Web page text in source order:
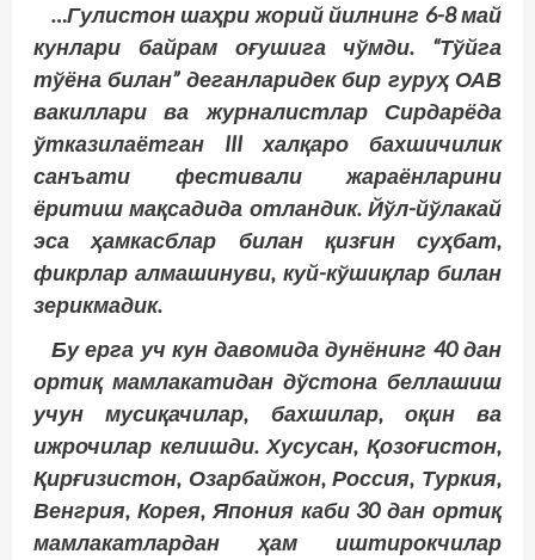
…Гулистон шаҳри жорий йилнинг 6-8 май
кунлари байрам оғушига чўмди. “Тўйга
тўёна билан” деганларидек бир гуруҳ ОАВ
вакиллари ва журналистлар Сирдарёда
ўтказилаётган III халқаро бахшичилик
санъати фестивали жараёнларини
ёритиш мақсадида отландик. Йўл-йўлакай
эса ҳамкасблар билан қизғин суҳбат,
фикрлар алмашинуви, куй-кўшиқлар билан
зерикмадик.
Бу ерга уч кун давомида дунёнинг 40 дан
ортиқ мамлакатидан дўстона беллашиш
учун мусиқачилар, бахшилар, оқин ва
ижрочилар келишди. Хусусан, Қозоғистон,
Қирғизистон, Озарбайжон, Россия, Туркия,
Венгрия, Корея, Япония каби 30 дан ортиқ
мамлакатлардан ҳам иштирокчилар